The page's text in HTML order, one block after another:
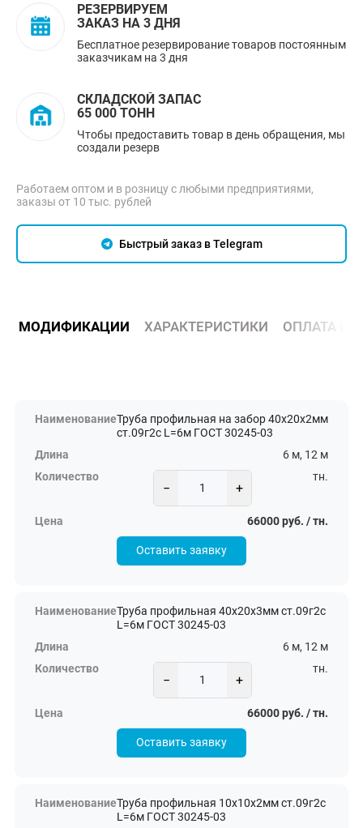
РЕЗЕРВИРУЕМ
ЗАКАЗ НА 3 ДНЯ
Бесплатное резервирование товаров постоянным
заказчикам на 3 дня
СКЛАДСКОЙ ЗАПАС
65 000 ТОНН
Чтобы предоставить товар в день обращения, мы
создали резерв
Работаем оптом и в розницу с любыми предприятиями,
заказы от 10 тыс. рублей
Быстрый заказ в Telegram
МОДИФИКАЦИИ ХАРАКТЕРИСТИКИ ОПЛАТА И
Труба профильная на забор 40х20х2мм
ст.09г2с L=6м ГОСТ 30245-03
6 м, 12 м
− +
тн.
66000 руб. / тн.
Оставить заявку
Труба профильная 40х20х3мм ст.09г2с
L=6м ГОСТ 30245-03
6 м, 12 м
− +
тн.
66000 руб. / тн.
Оставить заявку
Труба профильная 10х10х2мм ст.09г2с
L=6м ГОСТ 30245-03